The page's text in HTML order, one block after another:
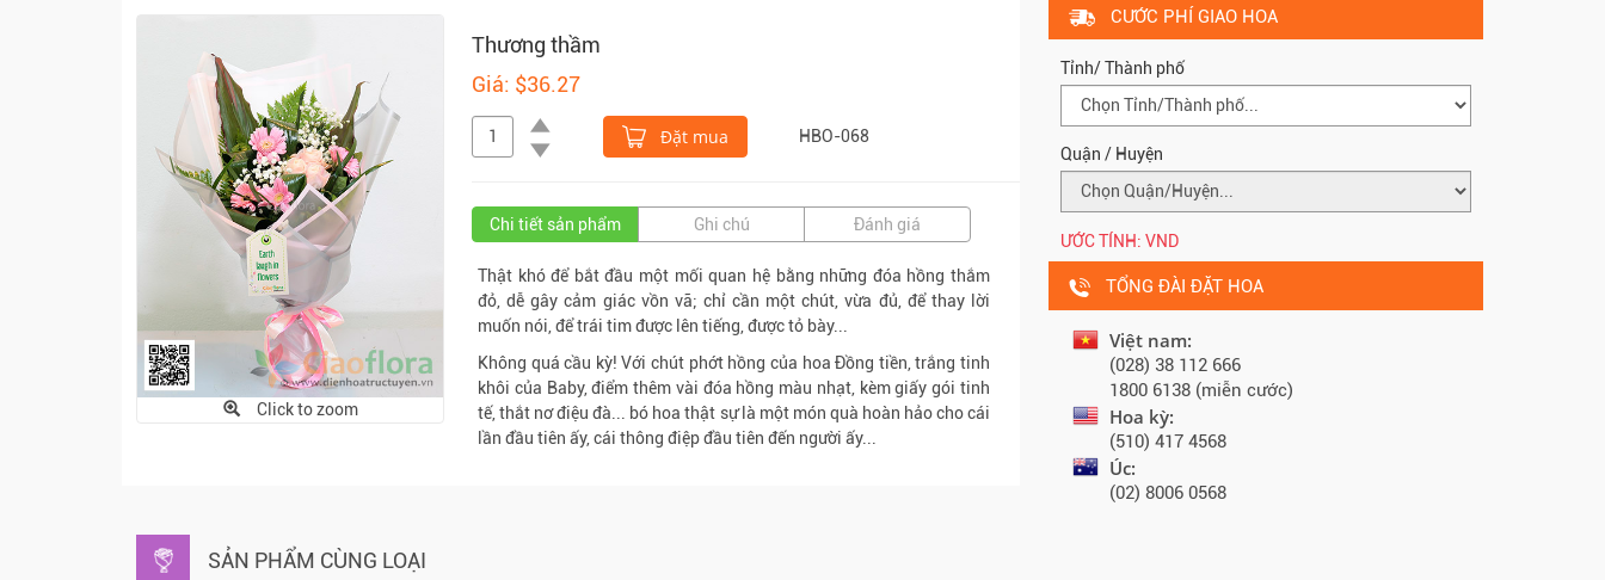
Click to zoom
Thương thầm
Giá: $36.27
Đặt mua HBO-068
Chi tiết sản phẩm Ghi chú Đánh giá
Thật khó để bắt đầu một mối quan hệ bằng những đóa hồng thắm
đỏ, dễ gây cảm giác vồn vã; chỉ cần một chút, vừa đủ, để thay lời
muốn nói, để trái tim được lên tiếng, được tỏ bày...
Không quá cầu kỳ! Với chút phớt hồng của hoa Đồng tiền, trắng tinh
khôi của Baby, điểm thêm vài đóa hồng màu nhạt, kèm giấy gói tinh
tế, thắt nơ điệu đà... bó hoa thật sự là một món quà hoàn hảo cho cái
lần đầu tiên ấy, cái thông điệp đầu tiên đến người ấy...
CƯỚC PHÍ GIAO HOA
Tỉnh/ Thành phố
Quận / Huyện
ƯỚC TÍNH: VND
TỔNG ĐÀI ĐẶT HOA
Việt nam:
(028) 38 112 666
1800 6138 (miễn cước)
Hoa kỳ:
(510) 417 4568
Úc:
(02) 8006 0568
SẢN PHẨM CÙNG LOẠI